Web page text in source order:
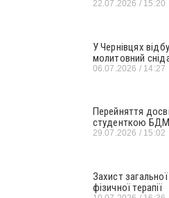
22.07.2026 15:20
У Чернівцях
молитовний
06.07.2026 14:27
Перейняття
студенткою
29.07.2026 15:02
Захист загальної
фізичної терапії